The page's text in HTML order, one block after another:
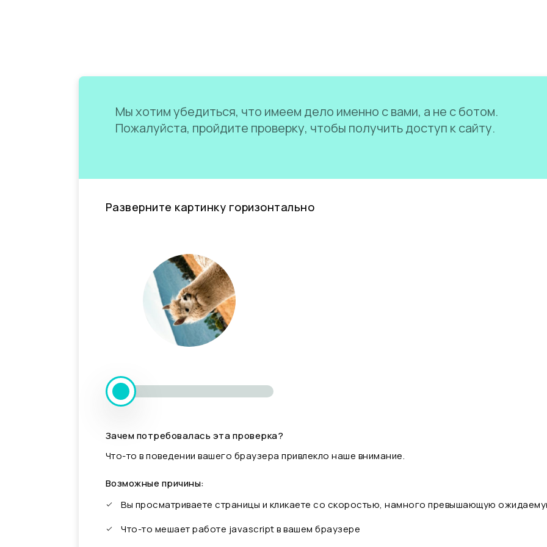
Мы хотим убедиться, что имеем дело именно с вами, а не с ботом.
Пожалуйста, пройдите проверку, чтобы получить доступ к сайту.
Разверните картинку горизонтально
Зачем потребовалась эта проверка?
Что-то в поведении вашего браузера привлекло наше внимание.
Возможные причины:
Вы просматриваете страницы и кликаете со скоростью, намного превышающую
Что-то мешает работе javascript в вашем браузере